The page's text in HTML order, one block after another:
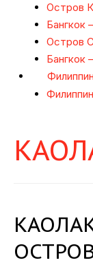
Остров
Бангкок
Остров
Бангкок